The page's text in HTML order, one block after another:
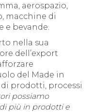
aerospazio,
macchine di
e bevande.
nella sua
dell’export
del Made in
prodotti, processi
possiamo
più in prodotti e